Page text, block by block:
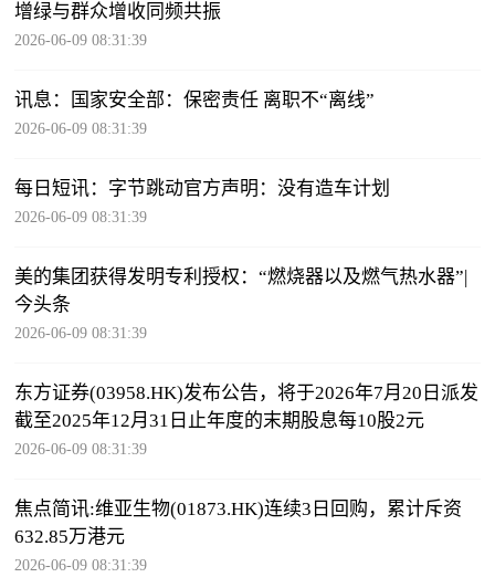
增绿与群众增收同频共振
2026-06-09 08:31:39
讯息：国家安全部：保密责任 离职不“离线”
2026-06-09 08:31:39
每日短讯：字节跳动官方声明：没有造车计划
2026-06-09 08:31:39
美的集团获得发明专利授权：“燃烧器以及燃气热水器”|
今头条
2026-06-09 08:31:39
东方证券(03958.HK)发布公告，将于2026年7月20日派发
截至2025年12月31日止年度的末期股息每10股2元
2026-06-09 08:31:39
焦点简讯:维亚生物(01873.HK)连续3日回购，累计斥资
632.85万港元
2026-06-09 08:31:39